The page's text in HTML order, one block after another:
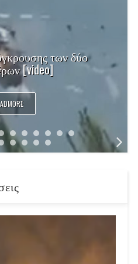
των δύο
[video]